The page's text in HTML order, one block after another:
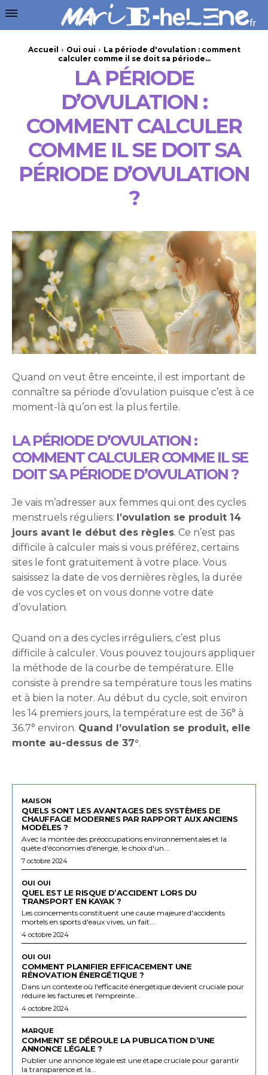
Accueil Oui oui
La période d'ovulation : comment
calculer comme il se doit sa période...
LA PÉRIODE
D’OVULATION :
COMMENT CALCULER
COMME IL SE DOIT SA
PÉRIODE D’OVULATION
?
Quand on veut être enceinte, il est important de
connaître sa période d’ovulation puisque c’est à ce
moment-là qu’on est la plus fertile.
LA PÉRIODE D’OVULATION :
COMMENT CALCULER COMME IL SE
DOIT SA PÉRIODE D’OVULATION ?
Je vais m’adresser aux femmes qui ont des cycles
menstruels réguliers: l’ovulation se produit 14
jours avant le début des règles. Ce n’est pas
difficile à calculer mais si vous préférez, certains
sites le font gratuitement à votre place. Vous
saisissez la date de vos dernières règles, la durée
de vos cycles et on vous donne votre date
d’ovulation.
Quand on a des cycles irréguliers, c’est plus
difficile à calculer. Vous pouvez toujours appliquer
la méthode de la courbe de température. Elle
consiste à prendre sa température tous les matins
et à bien la noter. Au début du cycle, soit environ
les 14 premiers jours, la température est de 36° à
36.7° environ. Quand l’ovulation se produit, elle
monte au-dessus de 37°.
MAISON
QUELS SONT LES AVANTAGES DES SYSTÈMES DE
CHAUFFAGE MODERNES PAR RAPPORT AUX ANCIENS
MODÈLES ?
Avec la montée des préoccupations environnementales et la
quête d'économies d'énergie, le choix d'un...
7 octobre 2024
OUI OUI
QUEL EST LE RISQUE D’ACCIDENT LORS DU
TRANSPORT EN KAYAK ?
Les coincements constituent une cause majeure d'accidents
mortels en sports d'eaux vives, un fait...
4 octobre 2024
OUI OUI
COMMENT PLANIFIER EFFICACEMENT UNE
RÉNOVATION ÉNERGÉTIQUE ?
Dans un contexte où l'efficacité énergétique devient cruciale pour
réduire les factures et l'empreinte...
4 octobre 2024
MARQUE
COMMENT SE DÉROULE LA PUBLICATION D’UNE
ANNONCE LÉGALE ?
Publier une annonce légale est une étape cruciale pour garantir
la transparence et la...